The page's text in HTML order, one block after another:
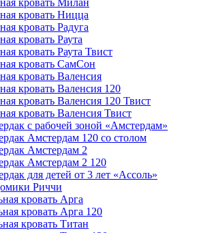
кровать Ницца
кровать Радуга
кровать Раута
кровать Раута Твист
кровать СамСон
кровать Валенсия
кровать Валенсия 120
кровать Валенсия 120 Твист
кровать Валенсия Твист
с рабочей зоной «Амстердам»
Амстердам 120 со столом
Амстердам 2
Амстердам 2 120
для детей от 3 лет «Ассоль»
Риччи
кровать Арга
кровать Арга 120
кровать Титан